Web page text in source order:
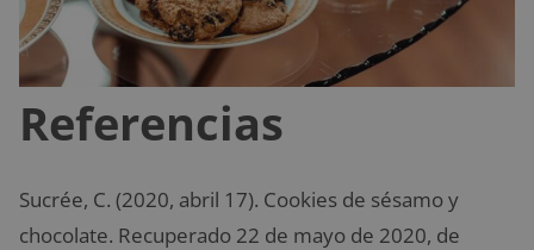
Referencias
Sucrée, C. (2020, abril 17). Cookies de sésamo y
chocolate. Recuperado 22 de mayo de 2020, de